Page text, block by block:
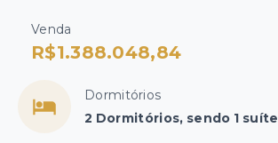
Venda
R$1.388.048,84
Dormitórios
2 Dormitórios, sendo 1 suíte